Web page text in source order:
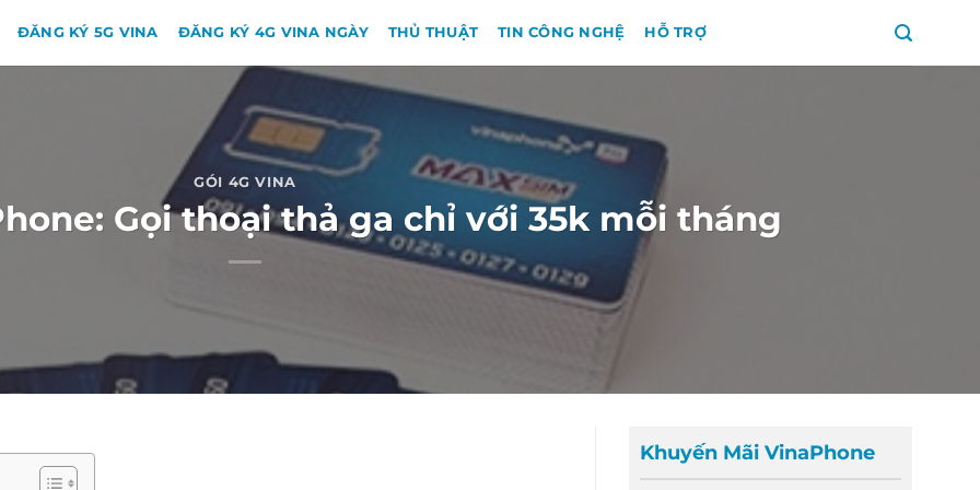
ĐĂNG KÝ 5G VINA ĐĂNG KÝ 4G VINA NGÀY THỦ THUẬT TIN CÔNG NGHỆ HỖ TRỢ
GÓI 4G VINA
Gọi thoại thả ga chỉ với 35k mỗi tháng
Khuyến Mãi VinaPhone